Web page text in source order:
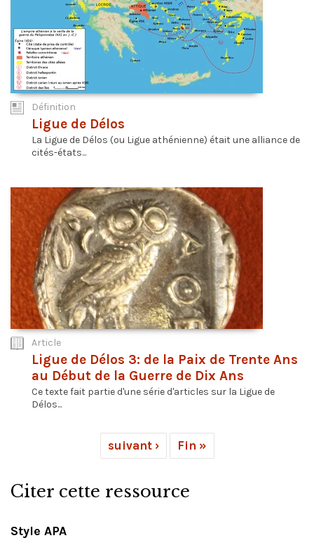
Définition
Ligue de Délos
La Ligue de Délos (ou Ligue athénienne) était une alliance de
cités-états...
Article
Ligue de Délos 3: de la Paix de Trente Ans
au Début de la Guerre de Dix Ans
Ce texte fait partie d'une série d'articles sur la Ligue de
Délos...
suivant › Fin »
Citer cette ressource
Style APA